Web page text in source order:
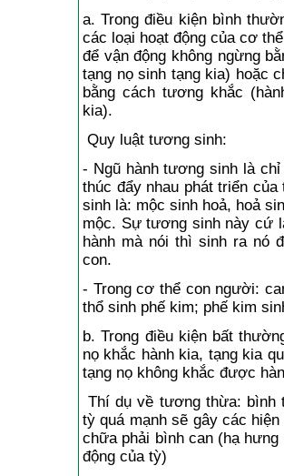
a. Trong điều kiện bình
các loại hoạt động của cơ
để vận động không ngừng
tạng nọ sinh tạng kia) hoặc
bằng cách tương khắc
kia).
Quy luật tương sinh:
- Ngũ hành tương sinh là
thúc đẩy nhau phát triển
sinh là: mộc sinh hoả, hoả
mộc. Sự tương sinh này cứ
hành mà nói thì sinh ra nó
con.
- Trong cơ thể con người:
thổ sinh phế kim; phế kim
b. Trong điều kiện bất
nọ khắc hành kia, tạng kia
tạng nọ không khắc được
Thí dụ về tương thừa: bình
tỳ quá mạnh sẽ gây các
chữa phải bình can (hạ
động của tỳ)